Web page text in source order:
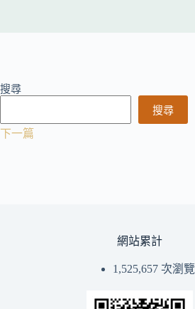
搜尋
搜尋
下一篇
網站累計
1,525,657 次瀏覽